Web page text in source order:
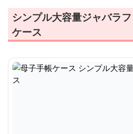
シンプル大容量ジャバラ
ケース